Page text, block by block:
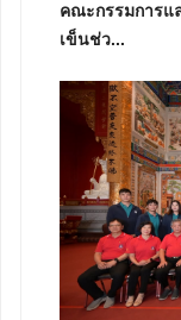
คณะกรรมการแ
เข็นช่ว...